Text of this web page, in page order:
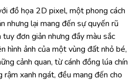
đồ họa 2D pixel, một phong cách
nhưng lại mang đến sự quyến rũ
đơn giản nhưng đầy màu sắc
hình ảnh của một vùng đất nhỏ bé,
cảnh quan, từ cánh đồng lúa chín
rậm xanh ngát, đều mang đến cho